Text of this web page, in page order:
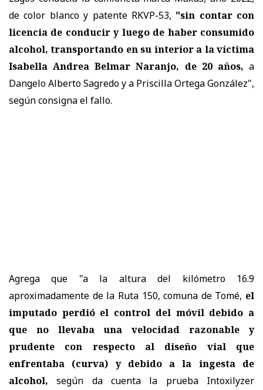
de color blanco y patente RKVP-53, "sin contar con
licencia de conducir y luego de haber consumido
alcohol, transportando en su interior a la víctima
Isabella Andrea Belmar Naranjo, de 20 años, a
Dangelo Alberto Sagredo y a Priscilla Ortega González",
según consigna el fallo.
Agrega que "a la altura del kilómetro 16.9
aproximadamente de la Ruta 150, comuna de Tomé, el
imputado perdió el control del móvil debido a
que no llevaba una velocidad razonable y
prudente con respecto al diseño vial que
enfrentaba (curva) y debido a la ingesta de
alcohol, según da cuenta la prueba Intoxilyzer